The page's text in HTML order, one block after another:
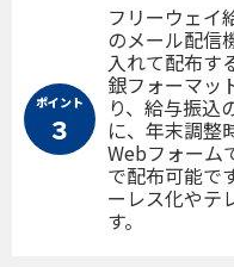
ポイント
３
フリーウェイ
のメール配信
入れて配布す
銀フォーマッ
り、給与振込
に、年末調整
Webフォーム
で配布可能で
ーレス化やテ
す。